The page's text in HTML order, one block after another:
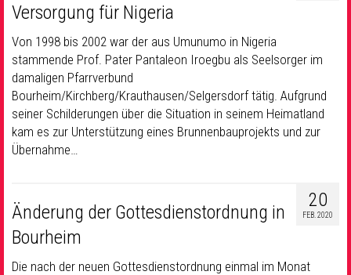
Versorgung für Nigeria
Von 1998 bis 2002 war der aus Umunumo in Nigeria
stammende Prof. Pater Pantaleon Iroegbu als Seelsorger im
damaligen Pfarrverbund
Bourheim/Kirchberg/Krauthausen/Selgersdorf tätig. Aufgrund
seiner Schilderungen über die Situation in seinem Heimatland
kam es zur Unterstützung eines Brunnenbauprojekts und zur
Übernahme…
20
FEB. 2020
Änderung der Gottesdienstordnung in
Bourheim
Die nach der neuen Gottesdienstordnung einmal im Monat